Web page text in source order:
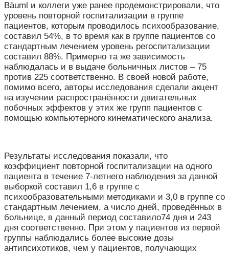
Bäuml и коллеги уже ранее продемонстрировали, что
уровень повторной госпитализации в группе
пациентов, которым проводилось психообразование,
составил 54%, в то время как в группе пациентов со
стандартным лечением уровень регоспитализации
составил 88%. Примерно та же зависимость
наблюдалась и в выдаче больничных листов – 75
против 225 соответственно. В своей новой работе,
помимо всего, авторы исследования сделали акцент
на изучении распространённости двигательных
побочных эффектов у этих же групп пациентов с
помощью компьютерного кинематического анализа.
Результаты исследования показали, что
коэффициент повторной госпитализации на одного
пациента в течение 7-летнего наблюдения за данной
выборкой составил 1,6 в группе с
психообразовательными методиками и 3,0 в группе со
стандартным лечением, а число дней, проведённых в
больнице, в данный период составило74 дня и 243
дня соответственно. При этом у пациентов из первой
группы наблюдались более высокие дозы
антипсихотиков, чем у пациентов, получающих